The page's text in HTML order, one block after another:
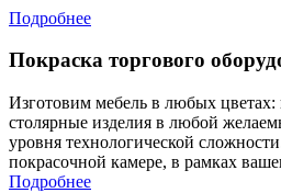
Подробнее
Покраска торгового
Изготовим мебель в любых
столярные изделия в любой
уровня технологической
покрасочной камере, в рамках
Подробнее